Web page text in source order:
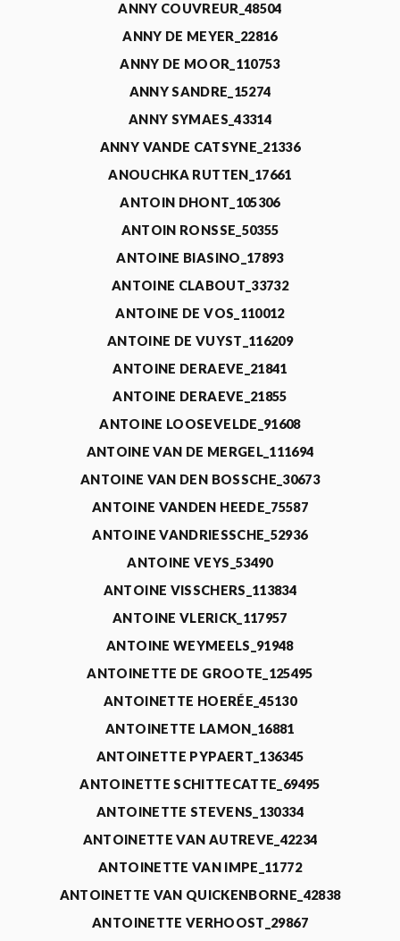
ANNY COUVREUR_48504
ANNY DE MEYER_22816
ANNY DE MOOR_110753
ANNY SANDRE_15274
ANNY SYMAES_43314
ANNY VANDE CATSYNE_21336
ANOUCHKA RUTTEN_17661
ANTOIN DHONT_105306
ANTOIN RONSSE_50355
ANTOINE BIASINO_17893
ANTOINE CLABOUT_33732
ANTOINE DE VOS_110012
ANTOINE DE VUYST_116209
ANTOINE DERAEVE_21841
ANTOINE DERAEVE_21855
ANTOINE LOOSEVELDE_91608
ANTOINE VAN DE MERGEL_111694
ANTOINE VAN DEN BOSSCHE_30673
ANTOINE VANDEN HEEDE_75587
ANTOINE VANDRIESSCHE_52936
ANTOINE VEYS_53490
ANTOINE VISSCHERS_113834
ANTOINE VLERICK_117957
ANTOINE WEYMEELS_91948
ANTOINETTE DE GROOTE_125495
ANTOINETTE HOERÉE_45130
ANTOINETTE LAMON_16881
ANTOINETTE PYPAERT_136345
ANTOINETTE SCHITTECATTE_69495
ANTOINETTE STEVENS_130334
ANTOINETTE VAN AUTREVE_42234
ANTOINETTE VAN IMPE_11772
ANTOINETTE VAN QUICKENBORNE_42838
ANTOINETTE VERHOOST_29867